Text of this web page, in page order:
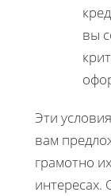
вы
Эти
вам
грамотно
интересах.